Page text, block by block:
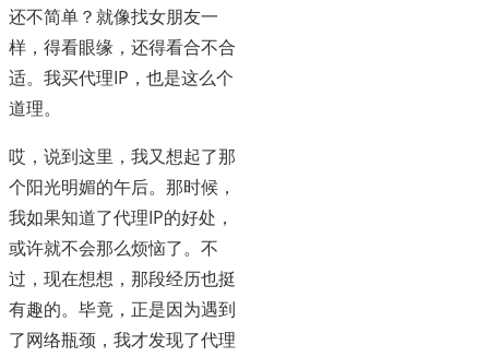
还不简单？就像找女朋友一
样，得看眼缘，还得看合不合
适。我买代理IP，也是这么个
道理。
哎，说到这里，我又想起了那
个阳光明媚的午后。那时候，
我如果知道了代理IP的好处，
或许就不会那么烦恼了。不
过，现在想想，那段经历也挺
有趣的。毕竟，正是因为遇到
了网络瓶颈，我才发现了代理